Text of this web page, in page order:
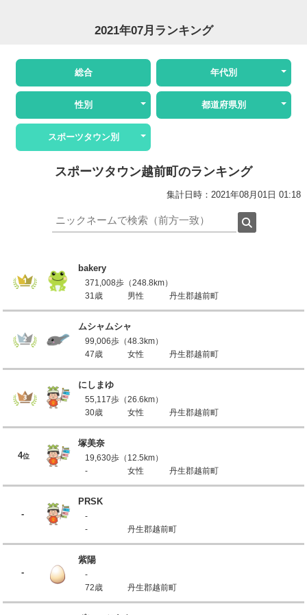
2021年07月ランキング
総合 年代別
性別 都道府県別
スポーツタウン別
スポーツタウン越前町のランキング
集計日時：2021年08月01日 01:18
bakery
371,008歩（248.8km）
31歳
男性 丹生郡越前町
ムシャムシャ
99,006歩（48.3km）
47歳
女性 丹生郡越前町
にしまゆ
55,117歩（26.6km）
30歳
女性 丹生郡越前町
4位
塚美奈
19,630歩（12.5km）
-
女性 丹生郡越前町
-
PRSK
-
-
丹生郡越前町
-
紫陽
-
72歳
丹生郡越前町